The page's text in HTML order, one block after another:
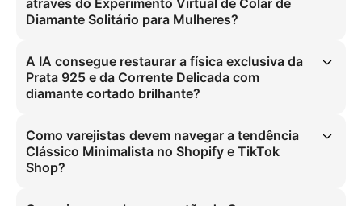
através do Experimento Virtual de Colar de
Diamante Solitário para Mulheres?
garante visibilidade para Elegância Diária e Eventos de Casamento.
A corrente polida e o diamante cortado brilhante no design Clássico
Solitário, utilizando proporção 4:5, elimina o problema de visibilidade
para pele escura no mercado Global.
A IA consegue restaurar a física exclusiva da
Prata 925 e da Corrente Delicada com
diamante cortado brilhante?
diamante cortado brilhante por meio da iluminação suave natural
principal. A proporção 4:5 e o detalhe macro no Ambiente de Estúdio
Profissional capturam o brilho do diamante para pele escura,
resolvendo a questão de como um colar de diamante solitário fica na
Como varejistas devem navegar a tendência
Clássico Minimalista no Shopify e TikTok
Shop?